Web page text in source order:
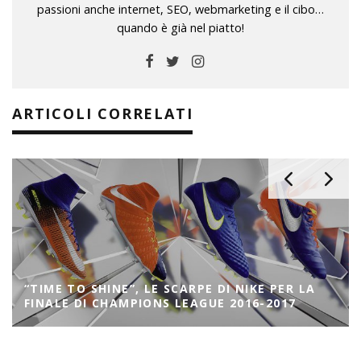
passioni anche internet, SEO, webmarketing e il cibo…
quando è già nel piatto!
ARTICOLI CORRELATI
“TIME TO SHINE”, LE SCARPE DI NIKE PER LA
FINALE DI CHAMPIONS LEAGUE 2016-2017